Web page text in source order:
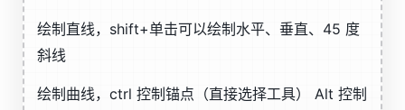
绘制直线，shift+单击可以绘制水平、垂直、45 度
斜线
绘制曲线，ctrl 控制锚点（直接选择工具） Alt 控制